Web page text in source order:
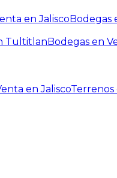
en JaliscoBodegas
TultitlanBodegas en
en JaliscoTerrenos